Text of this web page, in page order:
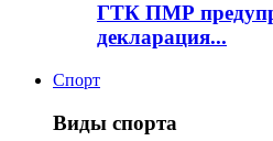
ГТК ПМР
декларация...
Спорт
Виды спорта